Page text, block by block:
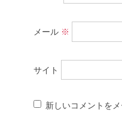
メール ※
サイト
新しいコメントを